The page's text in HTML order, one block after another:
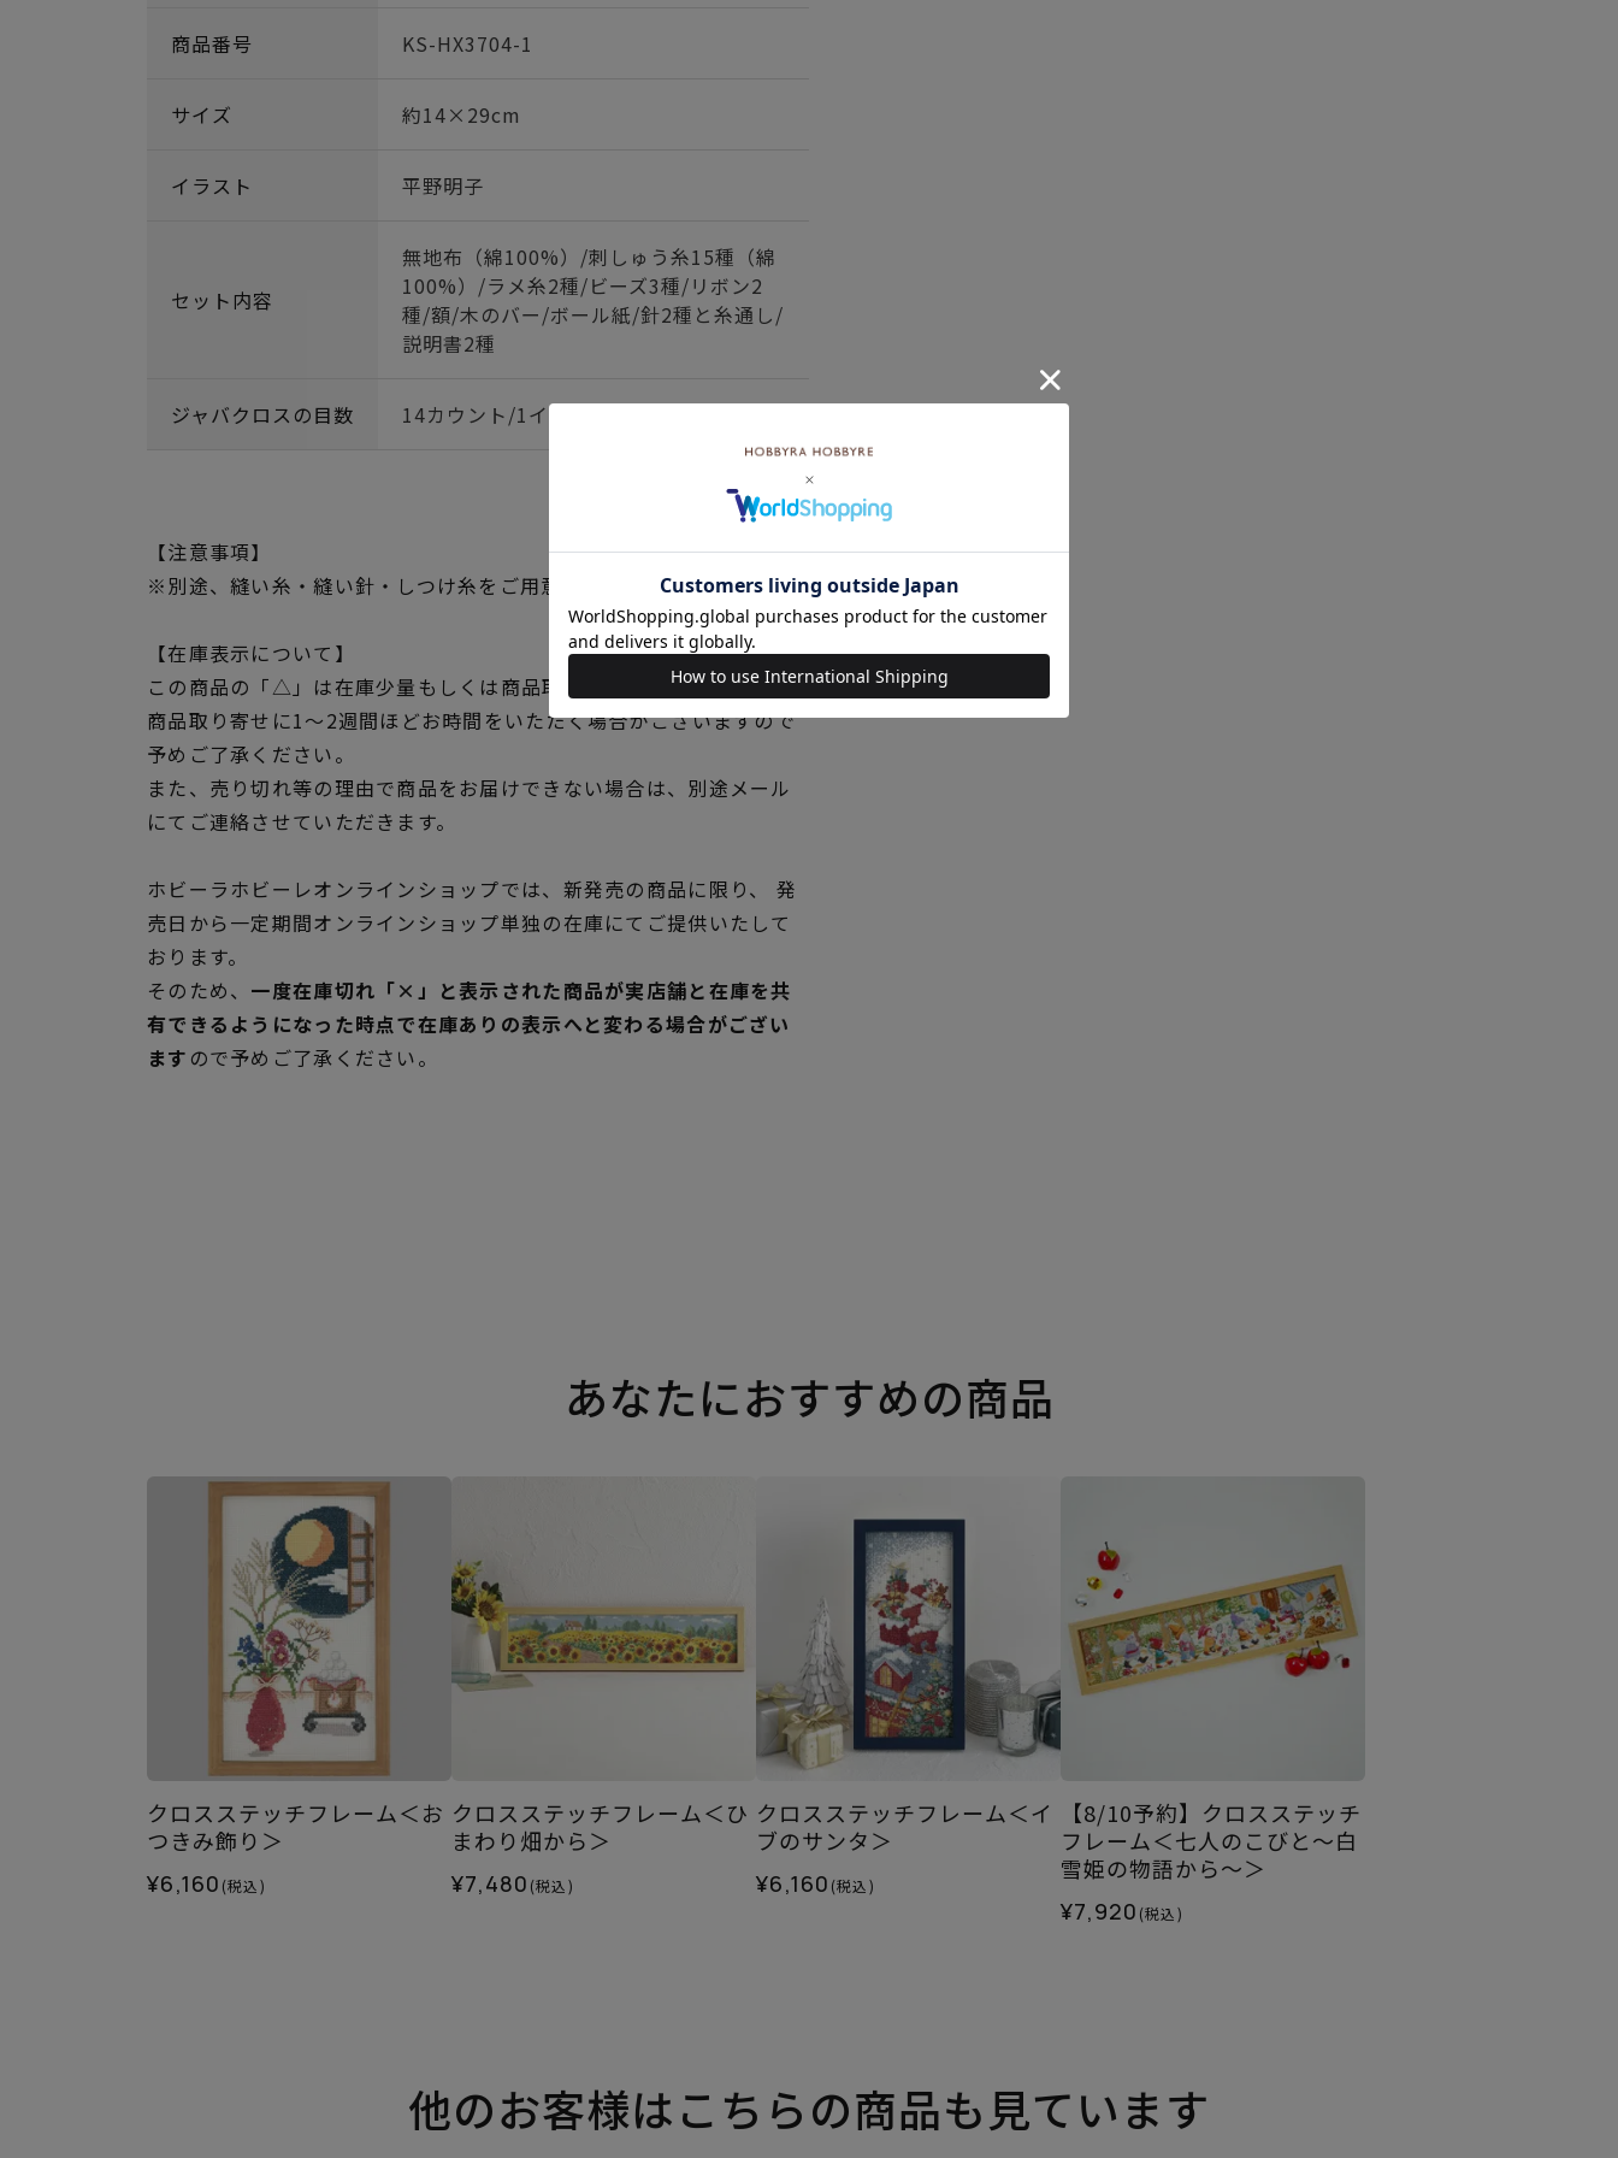
商品番号 KS-HX3704-1
サイズ 約14×29cm
イラスト 平野明子
セット内容
無地布（綿100%）/刺しゅう糸15種（綿
100%）/ラメ糸2種/ビーズ3種/リボン2
種/額/木のバー/ボール紙/針2種と糸通し/
説明書2種
ジャバクロスの目数 14カウント/1インチ 約55目/10cm
【注意事項】
※別途、縫い糸・縫い針・しつけ糸をご用意ください。
【在庫表示について】
この商品の「△」は在庫少量もしくは商品取り寄せの表示です。
商品取り寄せに1～2週間ほどお時間をいただく場合がございますので
予めご了承ください。
また、売り切れ等の理由で商品をお届けできない場合は、別途メール
にてご連絡させていただきます。
ホビーラホビーレオンラインショップでは、新発売の商品に限り、 発
売日から一定期間オンラインショップ単独の在庫にてご提供いたして
おります。
そのため、 一度在庫切れ「×」と表示された商品が実店舗と在庫を共
有できるようになった時点で在庫ありの表示へと変わる場合がござい
ます ので予めご了承ください。
あなたにおすすめの商品
クロスステッチフレーム＜お
つきみ飾り＞
¥6,160 (税込)
クロスステッチフレーム＜ひ
まわり畑から＞
¥7,480 (税込)
クロスステッチフレーム＜イ
ブのサンタ＞
¥6,160 (税込)
【8/10予約】クロスステッチ
フレーム＜七人のこびと～白
雪姫の物語から～＞
¥7,920 (税込)
他のお客様はこちらの商品も見ています